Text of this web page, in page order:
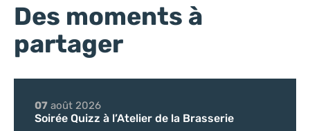
Des moments à
partager
07 août 2026
Soirée Quizz à l’Atelier de la Brasserie